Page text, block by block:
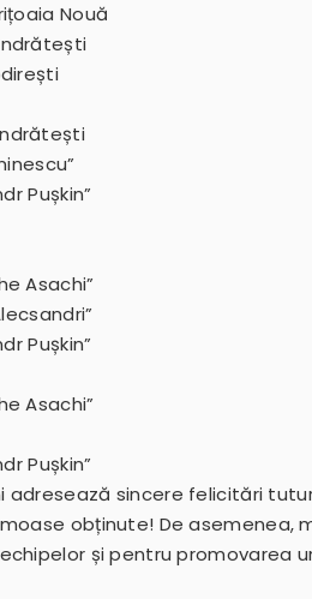
Nouă
Pușkin”
Asachi”
Pușkin”
Asachi”
Pușkin”
adresează sincere felicitări
obținute! De asemenea,
și pentru promovarea